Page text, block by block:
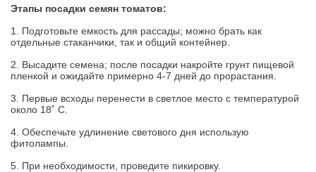
Этапы посадки семян томатов:
1. Подготовьте емкость для рассады; можно брать как
отдельные стаканчики, так и общий контейнер.
2. Высадите семена; после посадки накройте грунт пищевой
пленкой и ожидайте примерно 4-7 дней до прорастания.
3. Первые всходы перенести в светлое место с температурой
около 18˚ С.
4. Обеспечьте удлинение светового дня использую
фитолампы.
5. При необходимости, проведите пикировку.